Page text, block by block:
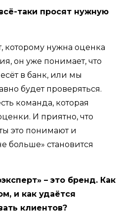
таки просят нужную
которому нужна оценка
он уже понимает, что
в банк, или мы
будет проверяться.
команда, которая
И приятно, что
это понимают и
больше» становится
– это бренд. Как
и как удаётся
клиентов?